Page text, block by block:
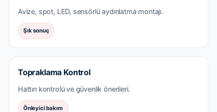
Avize, spot, LED, sensörlü aydınlatma montajı.
Şık sonuç
Topraklama Kontrol
Hattın kontrolü ve güvenlik önerileri.
Önleyici bakım